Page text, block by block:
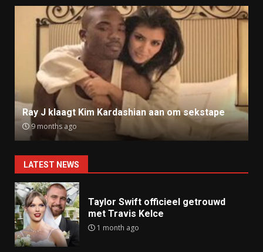
Ray J klaagt Kim Kardashian aan om sekstape
9 months ago
LATEST NEWS
Taylor Swift officieel getrouwd
met Travis Kelce
1 month ago